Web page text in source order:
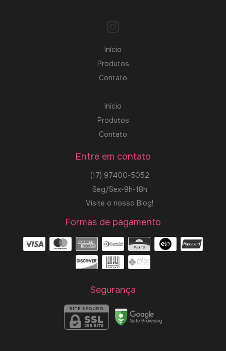
Início
Produtos
Contato
Início
Produtos
Contato
Entre em contato
(17) 97400-5052
Seg/Sex-9h-18h
Visite o nosso Blog!
Formas de pagamento
Segurança